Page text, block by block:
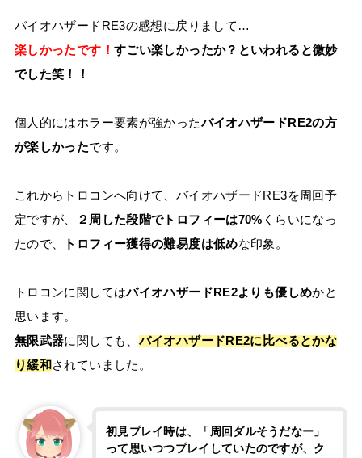
バイオハザードRE3の感想に戻りまして…
楽しかったです！ すごい楽しかったか？といわれると微妙
でした笑！！
個人的にはホラー要素が強かったバイオハザードRE2の方
が楽しかったです。
これからトロコンへ向けて、バイオハザードRE3を周回予
定ですが、
２周した段階でトロフィーは70% くらいになっ
たので、
トロフィー獲得の難易度は低めな印象。
トロコンに関してはバイオハザードRE2よりも優しめかと
思います。
無限武器に関しても、バイオハザードRE2に比べるとかな
り緩和されていました。
初見プレイ時は、「周回ダルそうだなー」
って思いつつプレイしていたのですが、ク